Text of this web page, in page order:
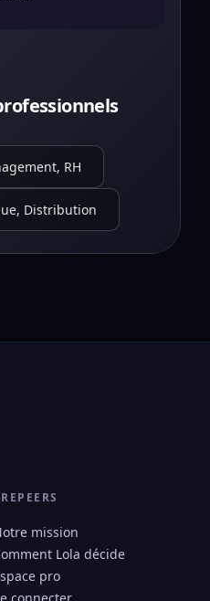
RH
Distribution
mission
Lola décide
pro